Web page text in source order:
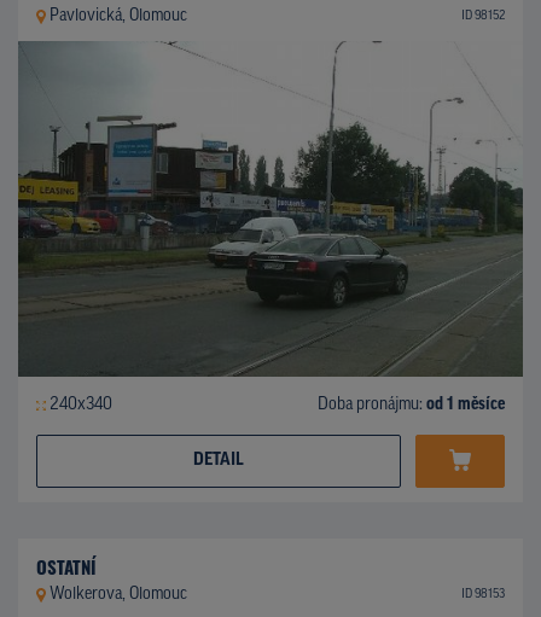
Pavlovická, Olomouc ID 98152
240x340 Doba pronájmu: od 1 měsíce
DETAIL
OSTATNÍ
Wolkerova, Olomouc ID 98153